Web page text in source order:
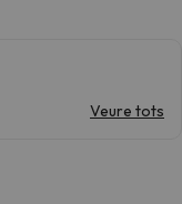
Veure tots